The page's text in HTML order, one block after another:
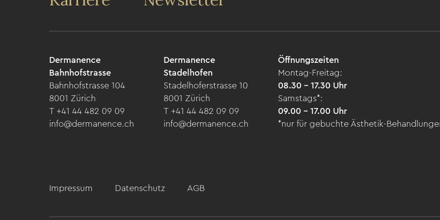
Dermanence
Bahnhofstrasse
Bahnhofstrasse 104
8001 Zürich
T +41 44 482 09 09
info@dermanence.ch
Dermanence
Stadelhofen
Stadelhoferstrasse 10
8001 Zürich
T +41 44 482 09 09
info@dermanence.ch
Öffnungszeiten
Montag-Freitag:
08.30 – 17.30 Uhr
Samstags*:
09.00 – 17.00 Uhr
*nur für gebuchte Ästhetik-
Impressum Datenschutz AGB